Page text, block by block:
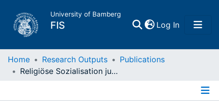
University of Bamberg
FIS Log In(current)
Home
Home Research Outputs
Publications
Religiöse Sozialisation junger türkischer Muslime in Deutschland